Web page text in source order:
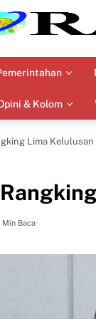
& Kolom
Lima
Min Baca